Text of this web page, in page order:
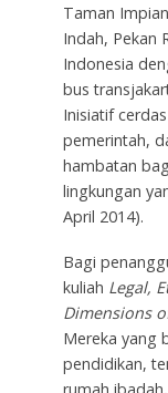
Taman
Indah, Pekan
Indonesia
bus
Inisiatif
pemerintah,
hambatan
lingkungan
April 2014).
Bagi
kuliah Legal,
Dimensions
Mereka yang
pendidikan,
rumah